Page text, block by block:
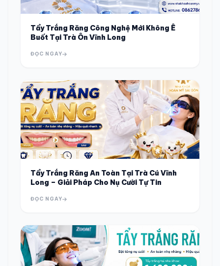
Tẩy Trắng Răng Công Nghệ Mới Không Ê
Buốt Tại Trà Ôn Vĩnh Long
ĐỌC NGAY
Tẩy Trắng Răng An Toàn Tại Trà Cú Vĩnh
Long – Giải Pháp Cho Nụ Cười Tự Tin
ĐỌC NGAY